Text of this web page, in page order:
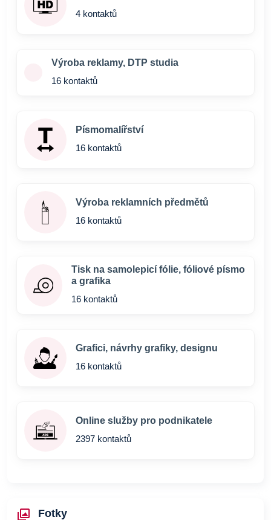
4 kontaktů
Výroba reklamy, DTP studia
16 kontaktů
Písmomalířství
16 kontaktů
Výroba reklamních předmětů
16 kontaktů
Tisk na samolepicí fólie, fóliové písmo
a grafika
16 kontaktů
Grafici, návrhy grafiky, designu
16 kontaktů
Online služby pro podnikatele
2397 kontaktů
Fotky